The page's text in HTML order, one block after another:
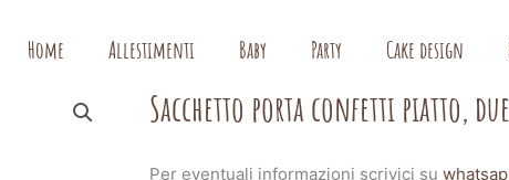
Home Allestimenti Baby Party Cake design
Sacchetto porta confetti piatto,
Per eventuali informazioni scrivici su